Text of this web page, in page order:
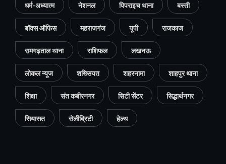
धर्म-अध्यात्म नेशनल पिपराइच थाना बस्ती
बॉक्स ऑफिस महराजगंज यूपी राजकाज
रामगढ़ताल थाना राशिफल लखनऊ
लोकल न्यूज शख्सियत शहरनामा शाहपुर थाना
शिक्षा संत कबीरनगर सिटी सेंटर सिद्धार्थनगर
सियासत सेलीब्रिटी हेल्थ